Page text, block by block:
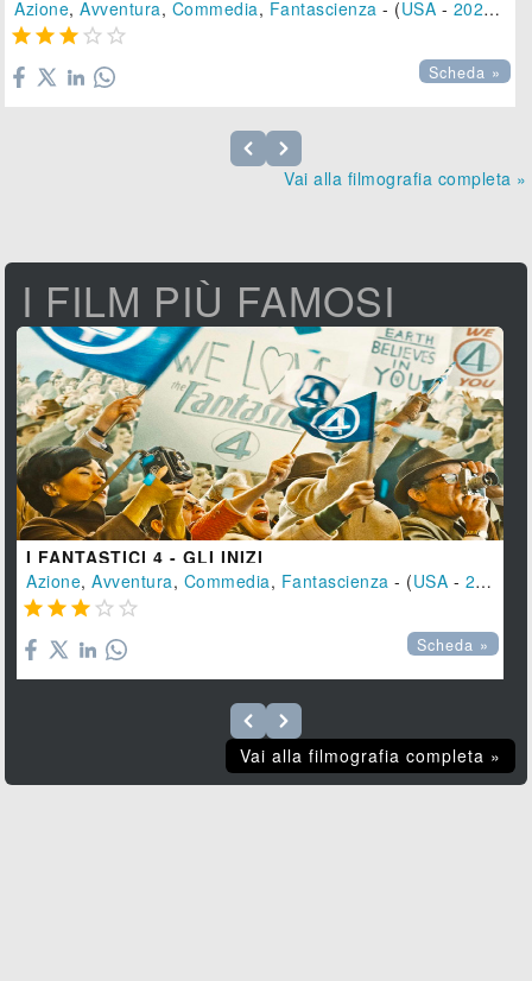
Azione,Avventura, Commedia, Fantascienza - (USA - 2025 ),
    
Scheda »
Vai alla filmografia completa »
I FILM PIÙ FAMOSI
I FANTASTICI 4 - GLI INIZI
Azione,Avventura, Commedia, Fantascienza - (USA - 2025
    
Scheda »
Vai alla filmografia completa »